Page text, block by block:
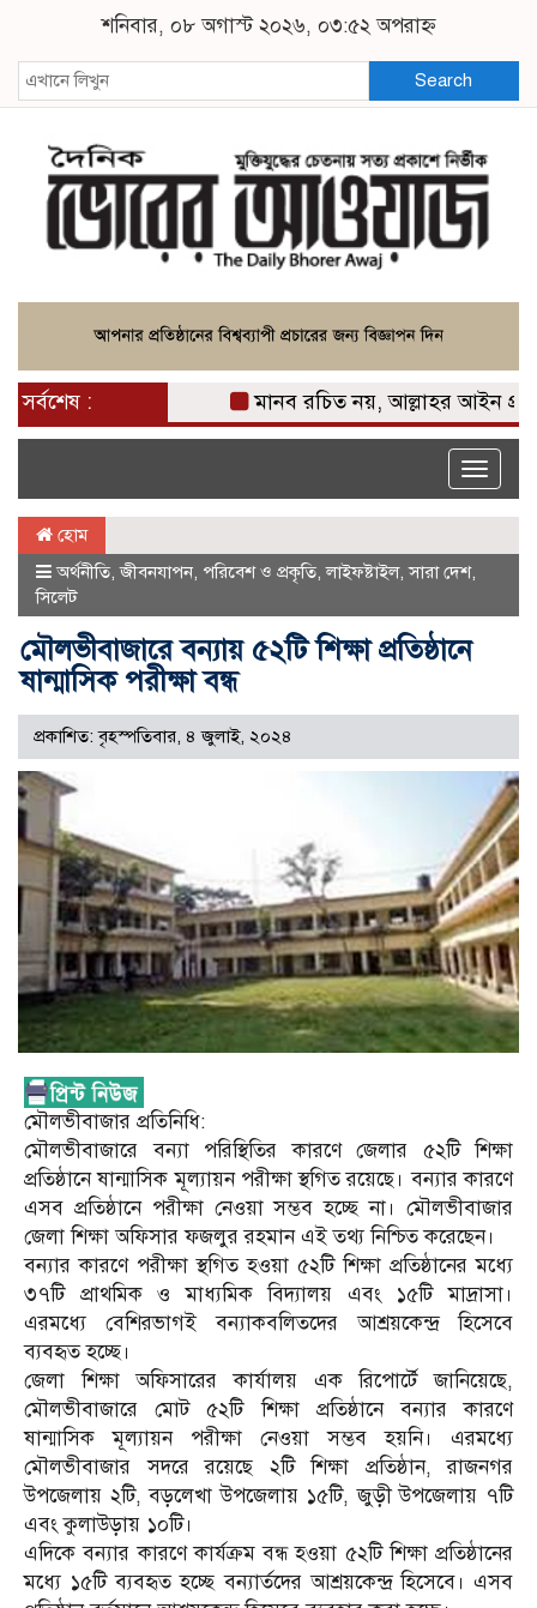
শনিবার, ০৮ অগাস্ট ২০২৬, ০৩:৫২ অপরাহ্ন
Search
সর্বশেষ : মানব রচিত নয়, আল্লাহর আইন
Toggle
হোম
অর্থনীতি,জীবনযাপন, পরিবেশ ও প্রকৃতি,লাইফষ্টাইল,সারা দেশ,
সিলেট
মৌলভীবাজারে বন্যায় ৫২টি শিক্ষা প্রতিষ্ঠানে
ষান্মাসিক পরীক্ষা বন্ধ
প্রকাশিত: বৃহস্পতিবার, ৪ জুলাই, ২০২৪
মৌলভীবাজার প্রতিনিধি:
মৌলভীবাজারে বন্যা পরিস্থিতির কারণে জেলার ৫২টি শিক্ষা
প্রতিষ্ঠানে ষান্মাসিক মূল্যায়ন পরীক্ষা স্থগিত রয়েছে। বন্যার কারণে
এসব প্রতিষ্ঠানে পরীক্ষা নেওয়া সম্ভব হচ্ছে না। মৌলভীবাজার
জেলা শিক্ষা অফিসার ফজলুর রহমান এই তথ্য নিশ্চিত করেছেন।
বন্যার কারণে পরীক্ষা স্থগিত হওয়া ৫২টি শিক্ষা প্রতিষ্ঠানের মধ্যে
৩৭টি প্রাথমিক ও মাধ্যমিক বিদ্যালয় এবং ১৫টি মাদ্রাসা।
এরমধ্যে বেশিরভাগই বন্যাকবলিতদের আশ্রয়কেন্দ্র হিসেবে
ব্যবহৃত হচ্ছে।
জেলা শিক্ষা অফিসারের কার্যালয় এক রিপোর্টে জানিয়েছে,
মৌলভীবাজারে মোট ৫২টি শিক্ষা প্রতিষ্ঠানে বন্যার কারণে
ষান্মাসিক মূল্যায়ন পরীক্ষা নেওয়া সম্ভব হয়নি। এরমধ্যে
মৌলভীবাজার সদরে রয়েছে ২টি শিক্ষা প্রতিষ্ঠান, রাজনগর
উপজেলায় ২টি, বড়লেখা উপজেলায় ১৫টি, জুড়ী উপজেলায় ৭টি
এবং কুলাউড়ায় ১০টি।
এদিকে বন্যার কারণে কার্যক্রম বন্ধ হওয়া ৫২টি শিক্ষা প্রতিষ্ঠানের
মধ্যে ১৫টি ব্যবহৃত হচ্ছে বন্যার্তদের আশ্রয়কেন্দ্র হিসেবে। এসব